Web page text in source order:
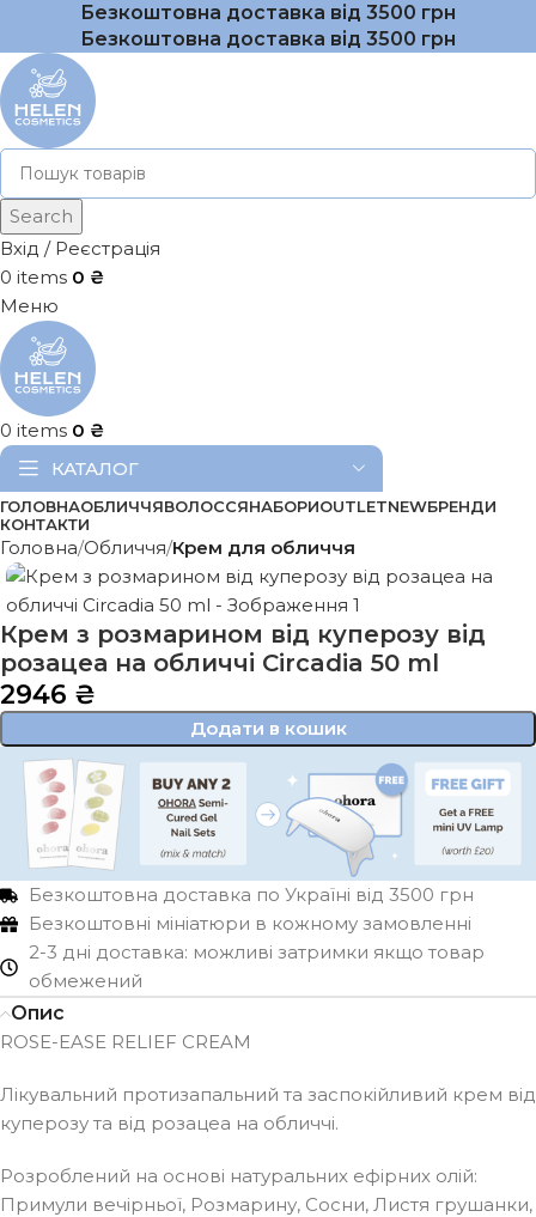
Безкоштовна доставка від 3500 грн
Безкоштовна доставка від 3500 грн
Search
Вхід / Реєстрація
0 items 0 ₴
Меню
0 items 0 ₴
КАТАЛОГ
ГОЛОВНАОБЛИЧЧЯВОЛОССЯНАБОРИOUTLETNEWБРЕНДИ
КОНТАКТИ
Головна Обличчя Крем для обличчя
Крем з розмарином від куперозу від
розацеа на обличчі Circadia 50 ml
2946 ₴
Додати в кошик
Безкоштовна доставка по Україні від 3500 грн
Безкоштовні мініатюри в кожному замовленні
2-3 дні доставка: можливі затримки якщо товар
обмежений
Опис
ROSE-EASE RELIEF CREAM
Лікувальний протизапальний та заспокійливий крем від
куперозу та від розацеа на обличчі.
Розроблений на основі натуральних ефірних олій:
Примули вечірньої, Розмарину, Сосни, Листя грушанки,